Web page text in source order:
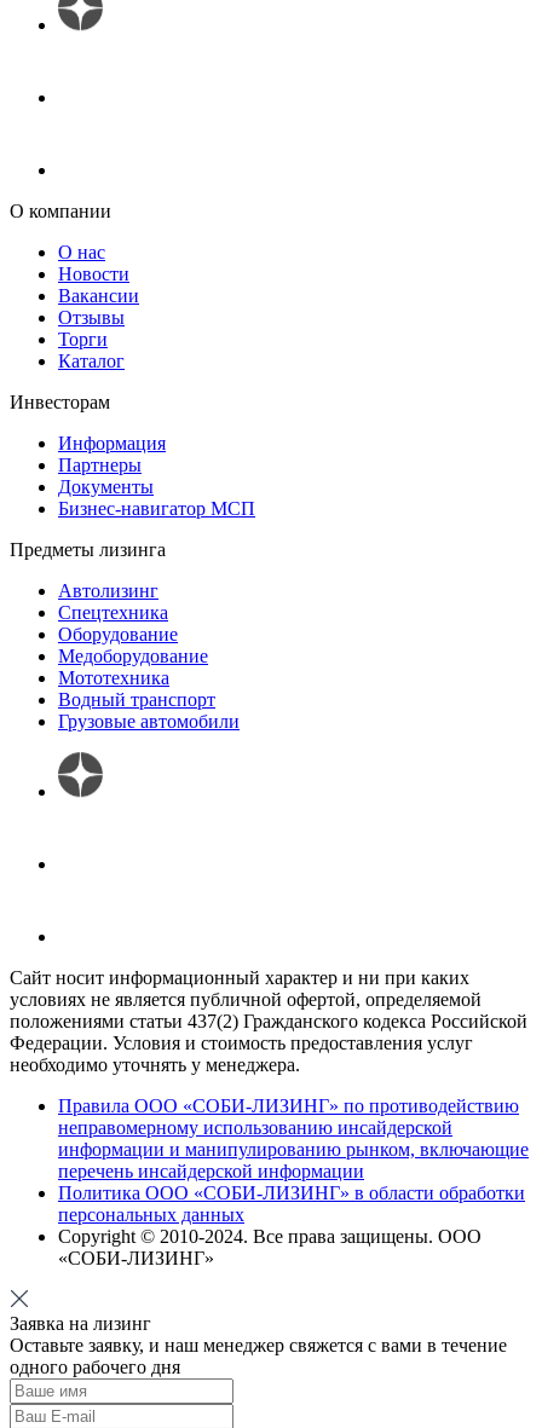
О компании
О нас
Новости
Вакансии
Отзывы
Торги
Каталог
Инвесторам
Информация
Партнеры
Документы
Бизнес-навигатор МСП
Предметы лизинга
Автолизинг
Спецтехника
Оборудование
Медоборудование
Мототехника
Водный транспорт
Грузовые автомобили
Сайт носит информационный характер и ни при каких
условиях не является публичной офертой, определяемой
положениями статьи 437(2) Гражданского кодекса Российской
Федерации. Условия и стоимость предоставления услуг
необходимо уточнять у менеджера.
Правила ООО «СОБИ-ЛИЗИНГ» по противодействию
неправомерному использованию инсайдерской
информации и манипулированию рынком, включающие
перечень инсайдерской информации
Политика ООО «СОБИ-ЛИЗИНГ» в области обработки
персональных данных
Copyright © 2010-2024. Все права защищены. ООО
«СОБИ-ЛИЗИНГ»
Заявка на лизинг
Оставьте заявку, и наш менеджер свяжется с вами в течение
одного рабочего дня